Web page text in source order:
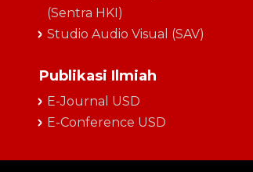
(Sentra HKI)
Studio Audio Visual (SAV)
Publikasi Ilmiah
E-Journal USD
E-Conference USD